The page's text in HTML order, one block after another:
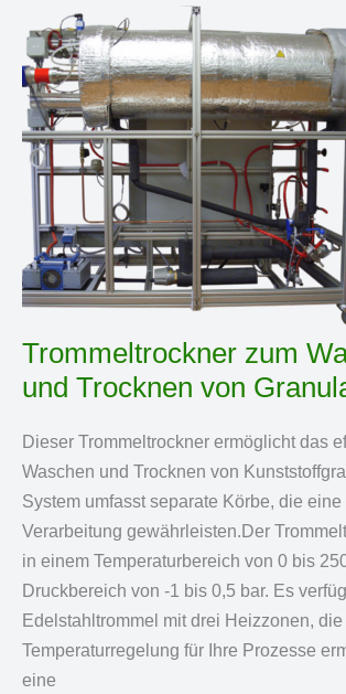
Trommeltrockner zum
und Trocknen von
Dieser Trommeltrockner ermöglicht das
Waschen und Trocknen von
System umfasst separate Körbe, die eine
Verarbeitung gewährleisten.Der
in einem Temperaturbereich von 0 bis
Druckbereich von -1 bis 0,5 bar. Es
Edelstahltrommel mit drei Heizzonen,
Temperaturregelung für Ihre Prozesse
eine